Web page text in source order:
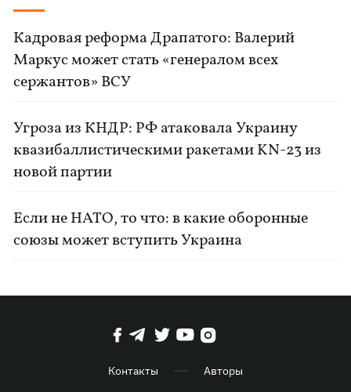
Кадровая реформа Драпатого: Валерий
Маркус может стать «генералом всех
сержантов» ВСУ
Угроза из КНДР: РФ атаковала Украину
квазибаллистическими ракетами KN-23 из
новой партии
Если не НАТО, то что: в какие оборонные
союзы может вступить Украина
Контакты Авторы